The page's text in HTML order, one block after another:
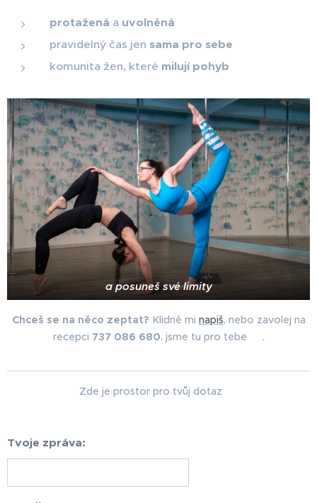
protažená a uvolněná
pravidelný čas jen sama pro sebe
komunita žen, které milují pohyb
a posuneš své limity
Chceš se na něco zeptat? Klidně mi napiš, nebo zavolej na
recepci 737 086 680, jsme tu pro tebe ✌️.
Zde je prostor pro tvůj dotaz ⤵️
Tvoje zpráva: